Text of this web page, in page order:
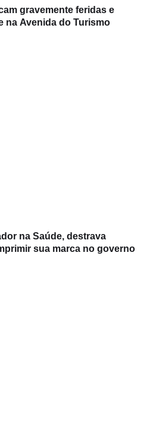
gravemente feridas e
na Avenida do Turismo
na Saúde, destrava
sua marca no governo